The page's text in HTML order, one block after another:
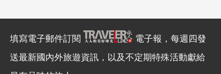
填寫電子郵件訂閱
電子報，每週四發
送最新國內外旅遊資訊，以及不定期特殊活動獻給